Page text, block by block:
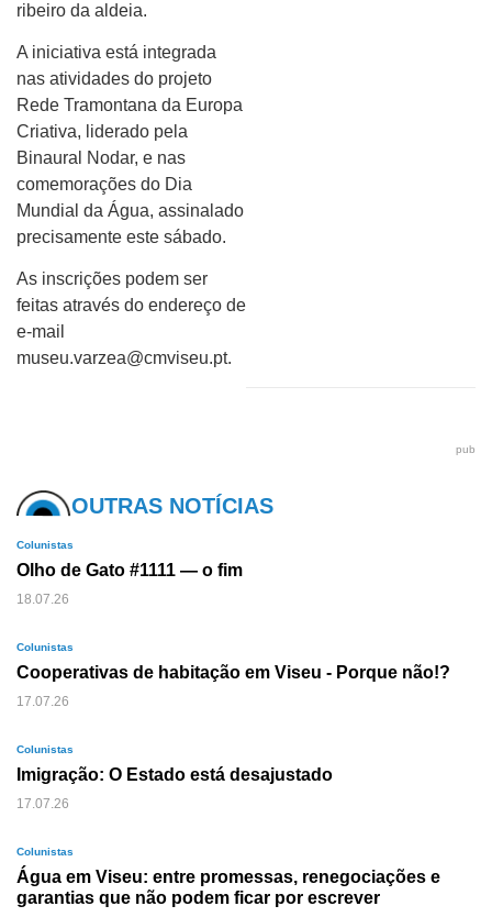
ribeiro da aldeia.
A iniciativa está integrada
nas atividades do projeto
Rede Tramontana da Europa
Criativa, liderado pela
Binaural Nodar, e nas
comemorações do Dia
Mundial da Água, assinalado
precisamente este sábado.
As inscrições podem ser
feitas através do endereço de
e-mail
museu.varzea@cmviseu.pt.
pub
OUTRAS NOTÍCIAS
Colunistas
Olho de Gato #1111 — o fim
18.07.26
Colunistas
Cooperativas de habitação em Viseu - Porque não!?
17.07.26
Colunistas
Imigração: O Estado está desajustado
17.07.26
Colunistas
Água em Viseu: entre promessas, renegociações e
garantias que não podem ficar por escrever